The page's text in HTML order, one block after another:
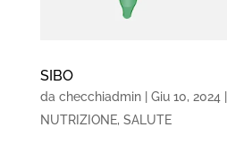
SIBO
da checchiadmin| Giu 10, 2024
NUTRIZIONE, SALUTE